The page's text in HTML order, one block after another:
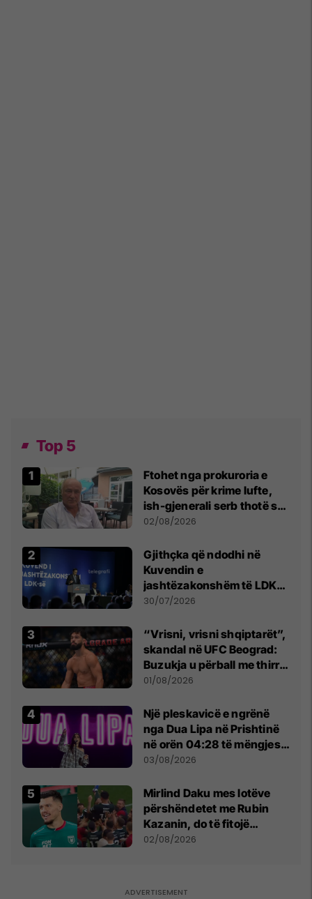
Top 5
Ftohet nga prokuroria e
Kosovës për krime lufte,
ish-gjenerali serb thotë se
dikush e tradhtoi në
02/08/2026
Gjithçka që ndodhi në
Kuvendin e
jashtëzakonshëm të LDK-
së
30/07/2026
“Vrisni, vrisni shqiptarët”,
skandal në UFC Beograd:
Buzukja u përball me thirrje
anti-shqiptare nga
01/08/2026
Një pleskavicë e ngrënë
nga Dua Lipa në Prishtinë
në orën 04:28 të mëngjesit
- dhe bota digjitale serbe
03/08/2026
Mirlind Daku mes lotëve
përshëndetet me Rubin
Kazanin, do të fitojë
miliona te Spartak Moska
02/08/2026